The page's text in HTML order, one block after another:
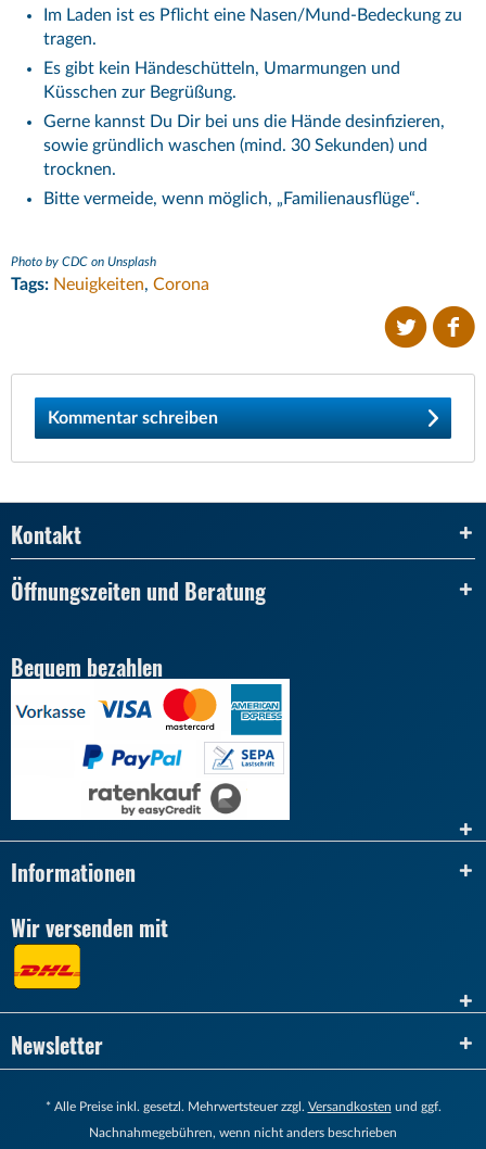
Im Laden ist es Pflicht eine Nasen/Mund-Bedeckung zu
tragen.
Es gibt kein Händeschütteln, Umarmungen und
Küsschen zur Begrüßung.
Gerne kannst Du Dir bei uns die Hände desinfizieren,
sowie gründlich waschen (mind. 30 Sekunden) und
trocknen.
Bitte vermeide, wenn möglich, „Familienausflüge“.
Photo by CDC on Unsplash
Tags: Neuigkeiten, Corona
Kommentar schreiben
Kontakt
Öffnungszeiten und Beratung
Bequem bezahlen
Informationen
Wir versenden mit
Newsletter
* Alle Preise inkl. gesetzl. Mehrwertsteuer zzgl. Versandkosten und ggf.
Nachnahmegebühren, wenn nicht anders beschrieben